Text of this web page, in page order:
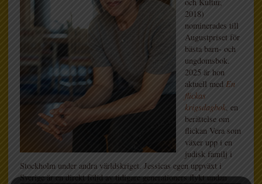
2018)
nominerades till
Augustpriset för
bästa barn- och
ungdomsbok.
2025 är hon
aktuell med En
flickas
krigsdagbok, en
berättelse om
flickan Vera som
växer upp i en
judisk familj i
Stockholm under andra världskriget. Jessicas egen uppväxt i
Sverige är en direkt följd av tidigare generationers flykt undan